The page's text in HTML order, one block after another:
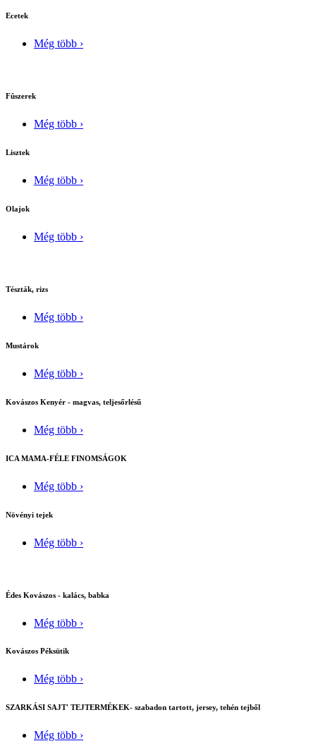
Ecetek
Még több ›
Fûszerek
Még több ›
Lisztek
Még több ›
Olajok
Még több ›
Tészták, rizs
Még több ›
Mustárok
Még több ›
Kovászos Kenyér - magvas, teljesőrlésű
Még több ›
ICA MAMA-FÉLE FINOMSÁGOK
Még több ›
Növényi tejek
Még több ›
Édes Kovászos - kalács, babka
Még több ›
Kovászos Péksütik
Még több ›
SZARKÁSI SAJT' TEJTERMÉKEK- szabadon tartott, jersey, tehén tejből
Még több ›